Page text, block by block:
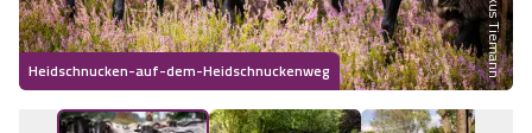
Wandern im Herbst
Wandern im Winter
Heidschnucken-auf-dem-Heidschnuckenweg